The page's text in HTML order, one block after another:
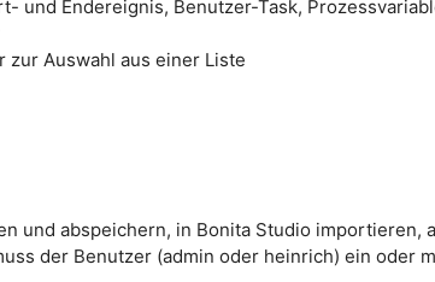
und Endereignis, Benutzer-Task,
zur Auswahl aus einer Liste
und abspeichern, in Bonita Studio importieren,
der Benutzer (admin oder heinrich) ein oder